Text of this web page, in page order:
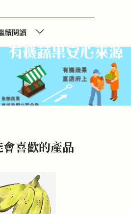
續閱讀
喜歡的產品